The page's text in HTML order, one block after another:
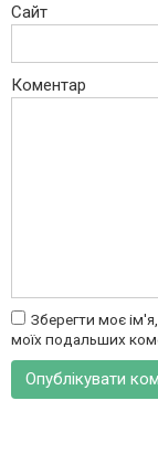
Сайт
Коментар
Зберегти моє
моїх подальших